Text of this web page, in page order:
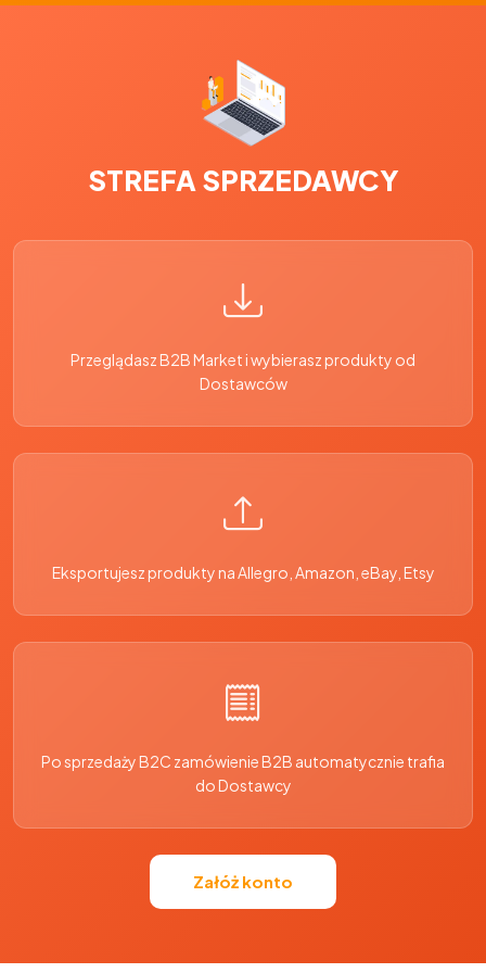
STREFA SPRZEDAWCY
Przeglądasz B2B Market i wybierasz produkty od
Dostawców
Eksportujesz produkty na Allegro, Amazon, eBay, Etsy
Po sprzedaży B2C zamówienie B2B automatycznie trafia
do Dostawcy
Załóż konto